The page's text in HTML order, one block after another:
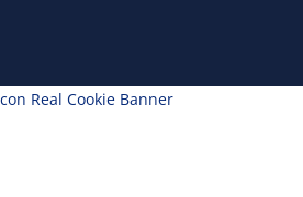
Real Cookie Banner